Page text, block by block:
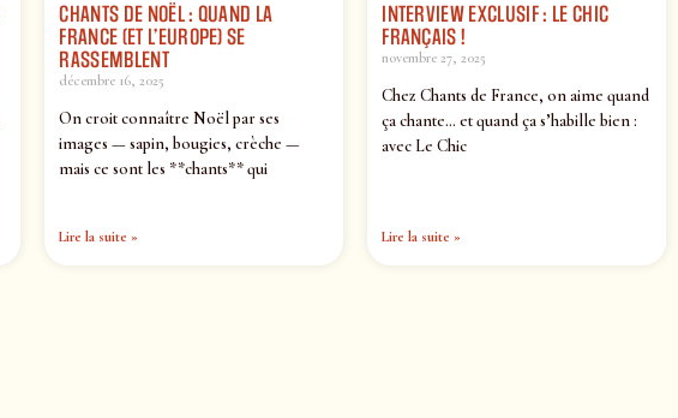
CHANTS DE NOËL : QUAND LA
FRANCE (ET L’EUROPE) SE
RASSEMBLENT
décembre 16, 2025
On croit connaître Noël par ses
images — sapin, bougies, crèche —
mais ce sont les **chants** qui
Lire la suite »
INTERVIEW EXCLUSIF : LE CHIC
FRANÇAIS !
novembre 27, 2025
Chez Chants de France, on aime quand
ça chante… et quand ça s’habille bien :
avec Le Chic
Lire la suite »